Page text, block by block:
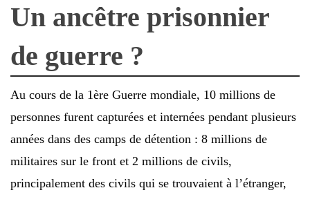
Un ancêtre prisonnier
de guerre ?
Au cours de la 1ère Guerre mondiale, 10 millions de
personnes furent capturées et internées pendant plusieurs
années dans des camps de détention : 8 millions de
militaires sur le front et 2 millions de civils,
principalement des civils qui se trouvaient à l’étranger,